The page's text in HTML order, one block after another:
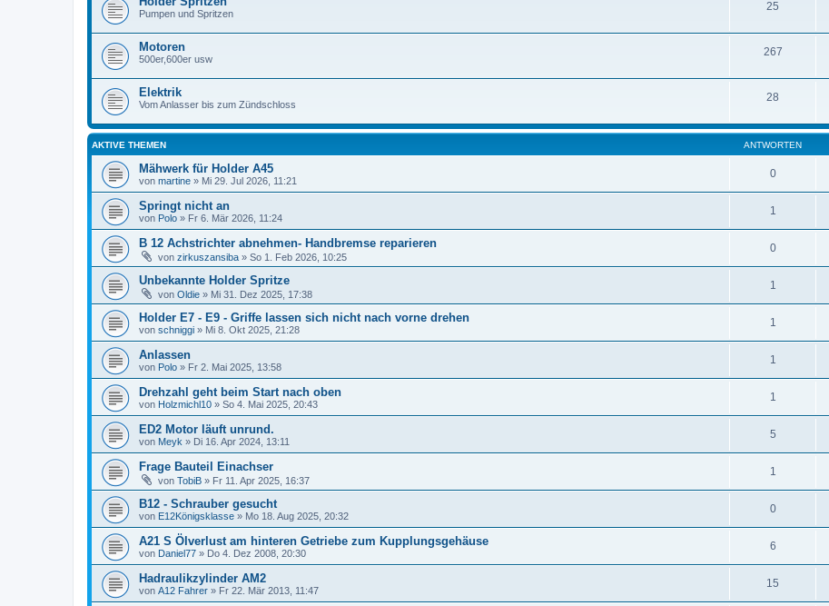
Pumpen und Spritzen
25
Motoren
500er,600er usw
267
Elektrik
Vom Anlasser bis zum Zündschloss
28
AKTIVE THEMEN ANTWORTEN
Mähwerk für Holder A45
von martine » Mi 29. Jul 2026, 11:21
0
Springt nicht an
von Polo » Fr 6. Mär 2026, 11:24
1
B 12 Achstrichter abnehmen- Handbremse reparieren
von zirkuszansiba » So 1. Feb 2026, 10:25
0
Unbekannte Holder Spritze
von Oldie » Mi 31. Dez 2025, 17:38
1
Holder E7 - E9 - Griffe lassen sich nicht nach vorne drehen
von schniggi » Mi 8. Okt 2025, 21:28
1
Anlassen
von Polo » Fr 2. Mai 2025, 13:58
1
Drehzahl geht beim Start nach oben
von Holzmichl10 » So 4. Mai 2025, 20:43
1
ED2 Motor läuft unrund.
von Meyk » Di 16. Apr 2024, 13:11
5
Frage Bauteil Einachser
von TobiB » Fr 11. Apr 2025, 16:37
1
B12 - Schrauber gesucht
von E12Königsklasse » Mo 18. Aug 2025, 20:32
0
A21 S Ölverlust am hinteren Getriebe zum Kupplungsgehäuse
von Daniel77 » Do 4. Dez 2008, 20:30
6
Hadraulikzylinder AM2
von A12 Fahrer » Fr 22. Mär 2013, 11:47
15